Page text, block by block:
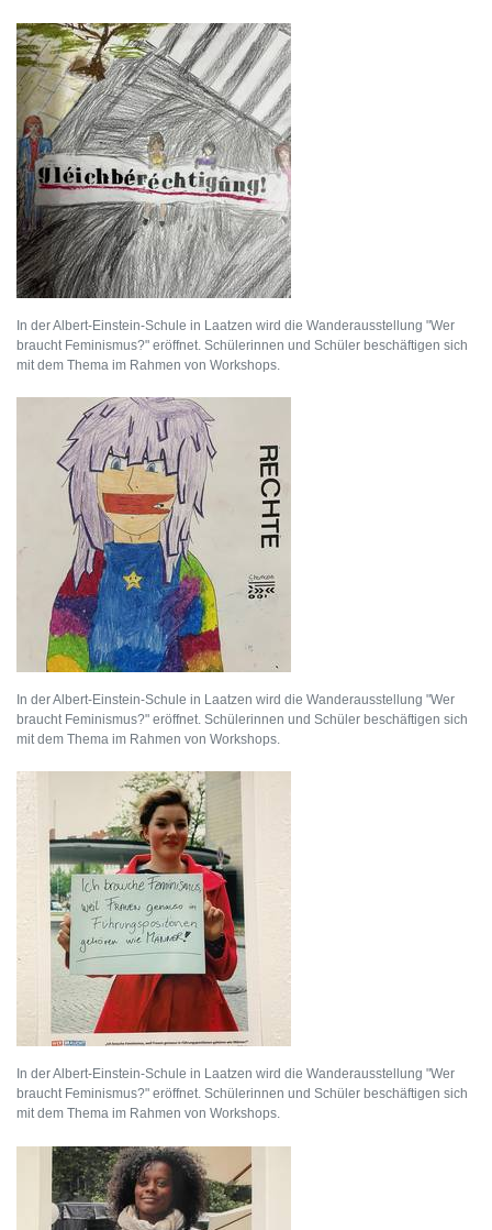
In der Albert-Einstein-Schule in Laatzen wird die Wanderausstellung "Wer
braucht Feminismus?" eröffnet. Schülerinnen und Schüler beschäftigen sich
mit dem Thema im Rahmen von Workshops.
In der Albert-Einstein-Schule in Laatzen wird die Wanderausstellung "Wer
braucht Feminismus?" eröffnet. Schülerinnen und Schüler beschäftigen sich
mit dem Thema im Rahmen von Workshops.
In der Albert-Einstein-Schule in Laatzen wird die Wanderausstellung "Wer
braucht Feminismus?" eröffnet. Schülerinnen und Schüler beschäftigen sich
mit dem Thema im Rahmen von Workshops.